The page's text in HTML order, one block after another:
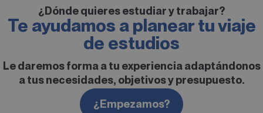
¿Dónde quieres estudiar y trabajar?
Australia
Te ayudamos a planear tu viaje
de estudios
Le daremos forma a tu experiencia adaptándonos
a tus necesidades, objetivos y presupuesto.
¿Empezamos?